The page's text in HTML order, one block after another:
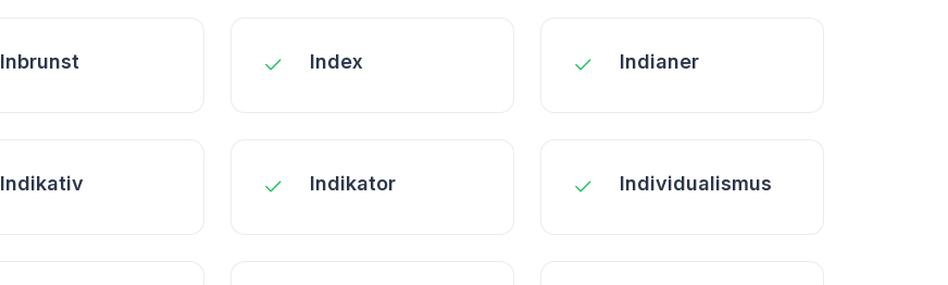
Inbrunst Index Indianer
Indikativ Indikator Individualismus